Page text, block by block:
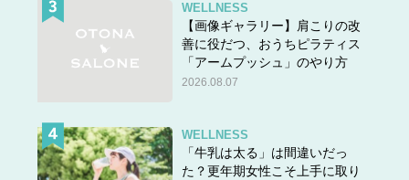
WELLNESS
【画像ギャラリー】肩こりの改
善に役だつ、おうちピラティス
「アームプッシュ」のやり方
2026.08.07
WELLNESS
「牛乳は太る」は間違いだっ
た？更年期女性こそ上手に取り